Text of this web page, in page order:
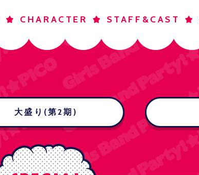
CHARACTER STAFF&CAST
大盛り(第2期)